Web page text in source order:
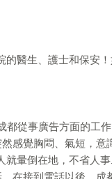
的醫生、護士和保安
從事廣告方面的工作
感覺胸悶、氣短，
就暈倒在地，不省人